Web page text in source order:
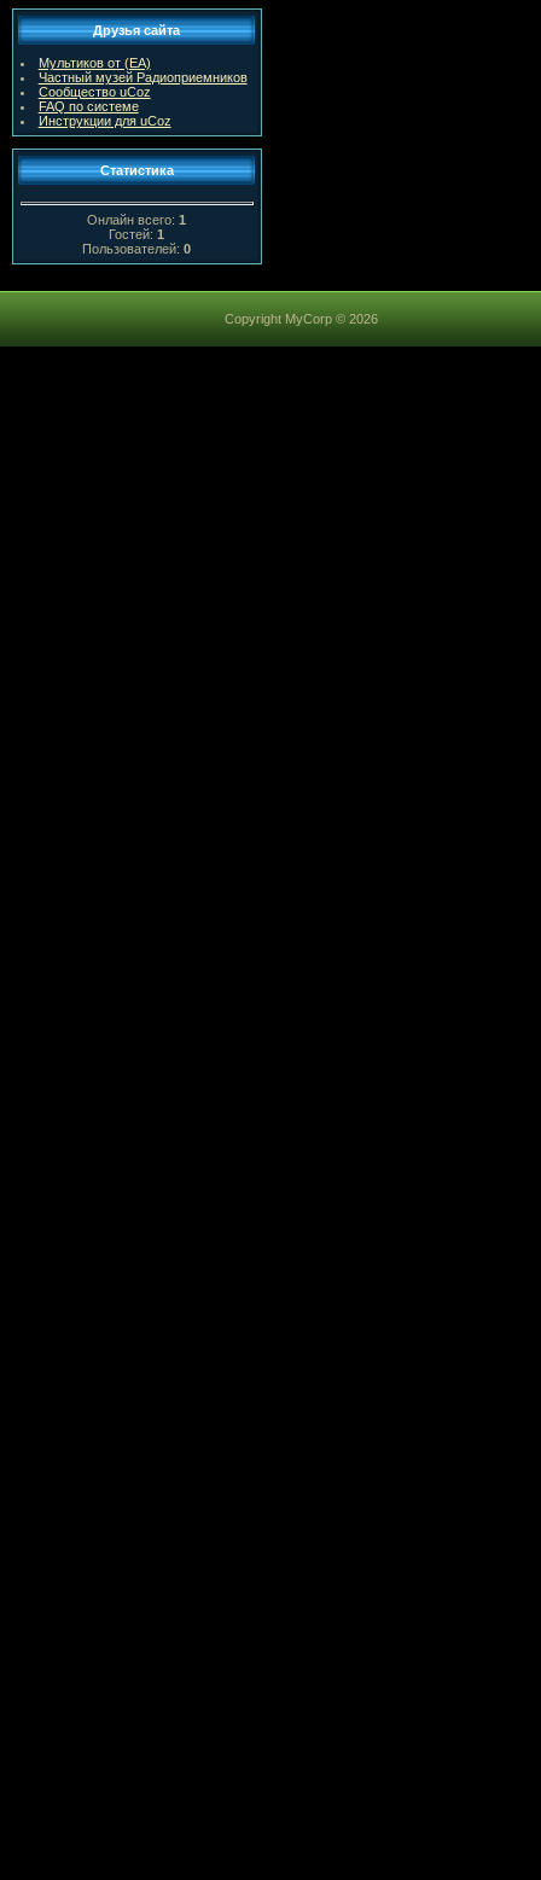
Друзья сайта
Мультиков от (ЕА)
Частный музей Радиоприемников
Сообщество uCoz
FAQ по системе
Инструкции для uCoz
Статистика
Онлайн всего:1
Гостей:1
Пользователей:0
Copyright MyCorp © 2026